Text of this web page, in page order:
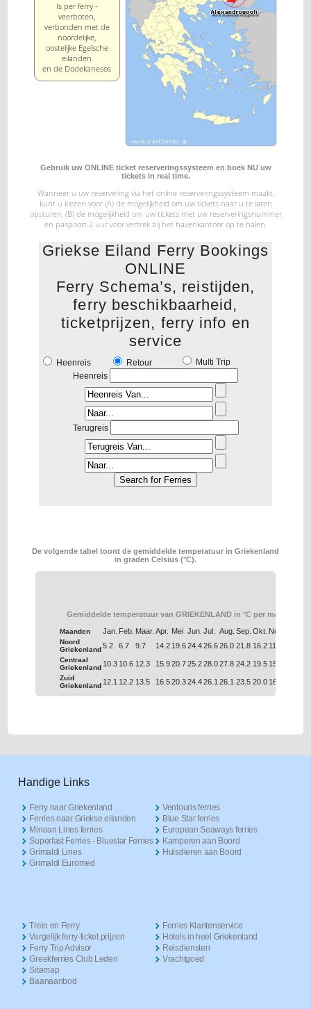
Is per ferry -
veerboten,
verbonden met de
noordelijke,
oostelijke Egeïsche
eilanden
en de Dodekanesos
Gebruik uw ONLINE ticket reserveringssysteem en boek NU uw
tickets in real time.
Wanneer u uw reservering via het online reserveringssysteem maakt,
kunt u kiezen voor (A) de mogelijkheid om uw tickets naar u te laten
opsturen, (B) de mogelijkheid om uw tickets met uw reserveringsnummer
en paspoort 2 uur voor vertrek bij het havenkantoor op te halen.
Griekse Eiland Ferry Bookings
ONLINE
Ferry Schema’s, reistijden,
ferry beschikbaarheid,
ticketprijzen, ferry info en
service
Heenreis Retour
Multi Trip
Heenreis
Terugreis
De volgende tabel toont de gemiddelde temperatuur in Griekenland
in graden Celsius (°C).
Gemiddelde temperatuur van GRIEKENLAND in °C per maand.
Maanden Jan. Feb. Maar. Apr. Mei Jun. Jul. Aug. Sep. Okt. Nov.
Noord
Griekenland 5.2 6.7 9.7 14.2 19.624.426.626.0 21.8 16.2 11.0
Centraal
Griekenland 10.3 10.6 12.3 15.920.725.228.027.8 24.2 19.5 15.4
Zuid
Griekenland 12.1 12.2 13.5 16.520.324.426.1 26.1 23.5 20.0 16.6
Handige Links
Ferry naar Griekenland
Ferries naar Griekse eilanden
Minoan Lines ferries
Superfast Ferries - Bluestar Ferries
Grimaldi Lines
Grimaldi Euromed
Ventouris ferries
Blue Star ferries
European Seaways ferries
Kamperen aan Boord
Huisdieren aan Boord
Trein en Ferry
Vergelijk ferry-ticket prijzen
Ferry Trip Advisor
Greekferries Club Leden
Sitemap
Baanaanbod
Ferries Klantenservice
Hotels in heel Griekenland
Reisdiensten
Vrachtgoed